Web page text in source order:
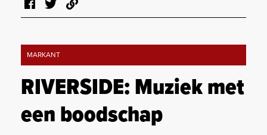
MARKANT
RIVERSIDE: Muziek met
een boodschap